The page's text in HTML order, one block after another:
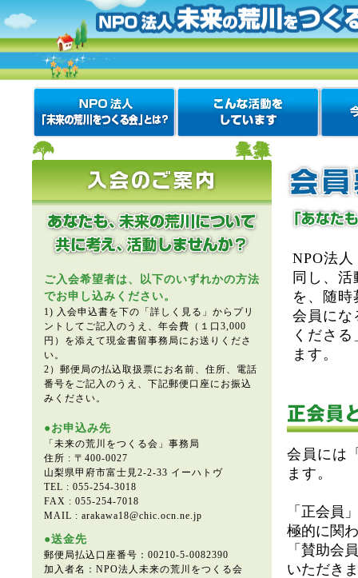
ご入会希望者は、以下のいずれかの方法
でお申し込みください。
1) 入会申込書を下の「詳しく見る」からプリ
ントしてご記入のうえ、年会費（１口3,000
円）を添えて現金書留事務局にお送りくださ
い。
2）郵便局の払込取扱票にお名前、住所、電話
番号をご記入のうえ、下記郵便口座にお振込
みください。
●お申込み先
「未来の荒川をつくる会」事務局
住所 : 〒400-0027
山梨県甲府市富士見2-2-33 イーハトヴ
TEL : 055-254-3018
FAX : 055-254-7018
MAIL : arakawa18@chic.ocn.ne.jp
●送金先
郵便局払込口座番号：00210-5-0082390
加入者名：NPO法人未来の荒川をつくる会
NPO法
同し、
を、随
会員にな
くださ
ます。
会員には
ます。
「正会員
極的に関
「賛助会
いただき